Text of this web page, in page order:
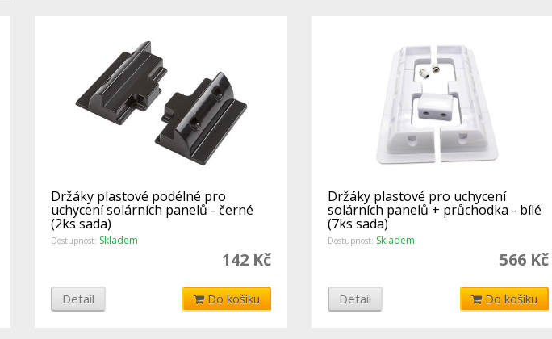
Držáky plastové podélné pro
uchycení solárních panelů - černé
(2ks sada)
Dostupnost: Skladem
142 Kč
Detail Do košíku
Držáky plastové pro uchycení
solárních panelů + průchodka - bílé
(7ks sada)
Dostupnost: Skladem
566 Kč
Detail Do košíku